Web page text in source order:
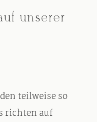
unserer
teilweise so
richten auf